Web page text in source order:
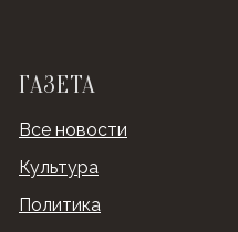
ГАЗЕТА
Все новости
Культура
Политика